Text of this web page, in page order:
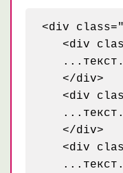
<div
<div
</div>
<div
</div>
<div